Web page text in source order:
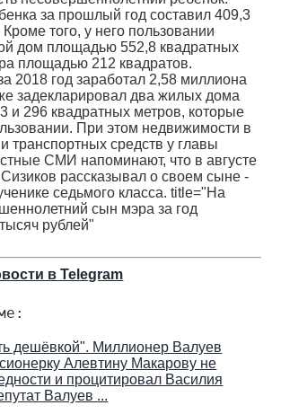
за прошлый год составил 409,3
того, у него пользовании
дом площадью 552,8 квадратных
площадью 212 квадратов.
2018 год заработал 2,58 миллиона
задекларировал два жилых дома
и 296 квадратных метров, которые
При этом недвижимости в
транспортных средств у главы
СМИ напоминают, что в августе
рассказывал о своем сыне -
седьмого класса. title="На
сын мэра за год
рублей"
в Telegram
дешёвкой". Миллионер Валуев
Алевтину Макарову не
и процитировал Василия
Валуев ...